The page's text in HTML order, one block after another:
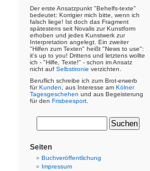
Der erste Ansatzpunkt "Behelfs-texte"
bedeutet: Korrigier mich bitte, wenn ich
falsch liege! Ist doch das Fragment
spätestens seit Novalis zur Kunstform
erhoben und jedes Kunstwerk zur
Interpretation angelegt. Ein zweiter
"Hilfen zum Texten" heißt "News to use":
it's up to you! Drittens und letztens wollte
ich - "Hilfe, Texte!" - schon im Ansatz
nicht auf Selbstironie verzichten.
Beruflich schreibe ich zum Brot-erwerb
fürKunden , aus Interesse am Kölner
Tagesgeschehen und aus Begeisterung
für den Frisbeesport
Seiten
Buchveröffentlichung
Impressum